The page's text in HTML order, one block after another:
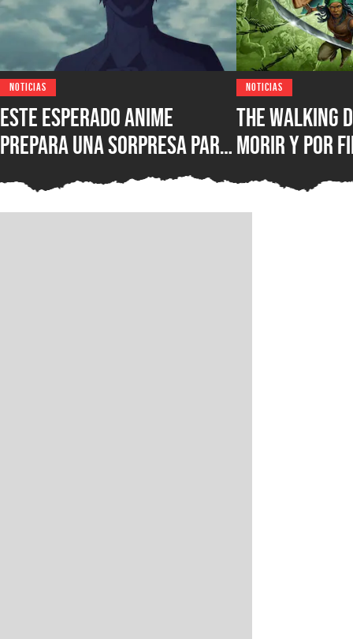
NOTICIAS
Este esperado anime
prepara una sorpresa para
septiembre y los fans de
Kaiju No. 8 querrán verla
NOTICIAS
The Walking
morir y por
conocer la
lanzamiento